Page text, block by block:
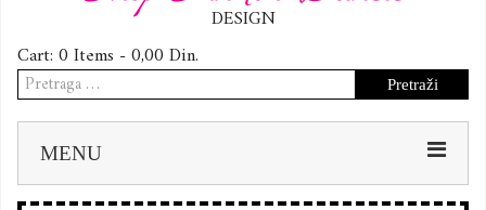
DESIGN
Cart: 0 Items -0,00 Din.
Pretraga
za:
MENU